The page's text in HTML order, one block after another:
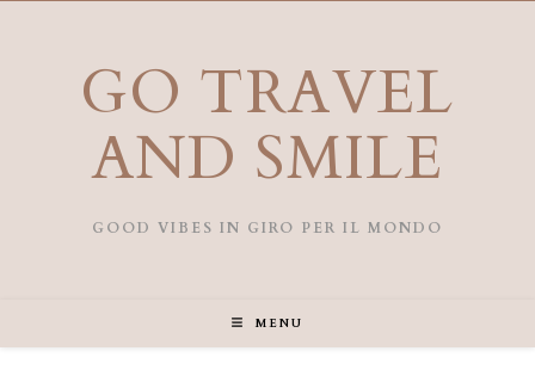
GO TRAVEL
AND SMILE
GOOD VIBES IN GIRO PER IL MONDO
MENU